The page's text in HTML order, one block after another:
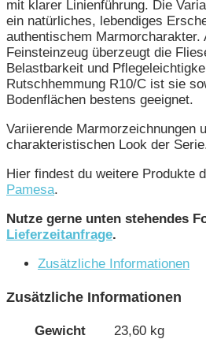
mit klarer Linienführung. Die
ein natürliches, lebendiges
authentischem Marmorcharakter.
Feinsteinzeug überzeugt die
Belastbarkeit und
Rutschhemmung R10/C ist sie
Bodenflächen bestens geeignet.
Variierende Marmorzeichnungen
charakteristischen Look der
Hier findest du weitere Produkte
Pamesa.
Nutze gerne unten stehendes
Lieferzeitanfrage.
Zusätzliche Informationen
Zusätzliche Informationen
Gewicht 23,60 kg